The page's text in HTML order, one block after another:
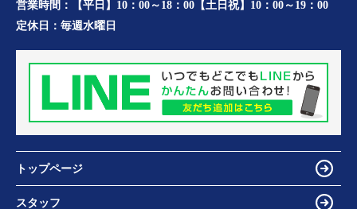
営業時間：
【平日】10：00～18：00【土日祝】10：00～19：00
定休日： 毎週水曜日
トップページ
スタッフ